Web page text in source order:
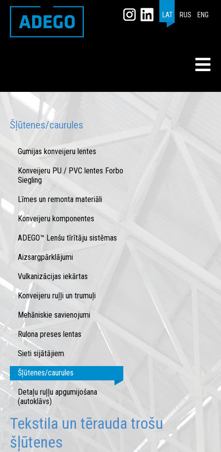
LAT RUS ENG
Šļūtenes/caurules
Gumijas konveijeru lentes
Konveijeru PU / PVC lentes Forbo
Siegling
Līmes un remonta materiāli
Konveijeru komponentes
ADEGO™ Lenšu tīrītāju sistēmas
Aizsargpārklājumi
Vulkanizācijas iekārtas
Konveijeru ruļļi un trumuļi
Mehāniskie savienojumi
Rulona preses lentas
Sieti sijātājiem
Šļūtenes/caurules
Detaļu ruļļu apgumijošana
(autoklāvs)
Tekstila un tērauda trošu
šļūtenes